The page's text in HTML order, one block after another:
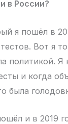
в России?
я пошёл в
Вот я
политикой. Я
и когда
была
и в 2019